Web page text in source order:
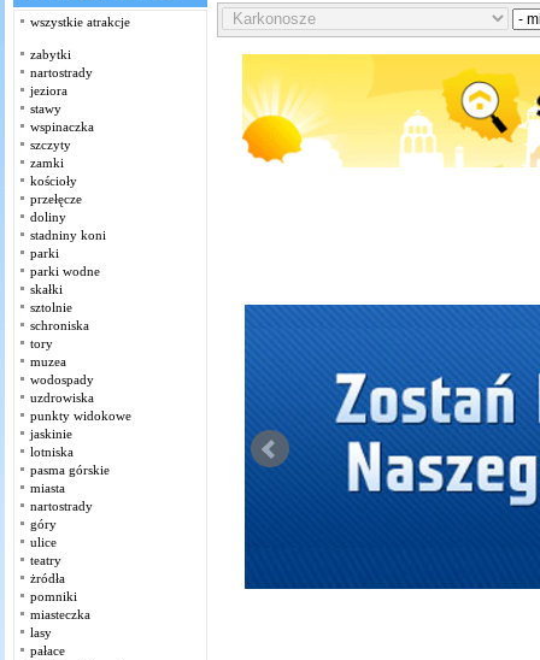
wszystkie atrakcje
zabytki
nartostrady
jeziora
stawy
wspinaczka
szczyty
zamki
kościoły
przełęcze
doliny
stadniny koni
parki
parki wodne
skałki
sztolnie
schroniska
tory
muzea
wodospady
uzdrowiska
punkty widokowe
jaskinie
lotniska
pasma górskie
miasta
nartostrady
góry
ulice
teatry
żródła
pomniki
miasteczka
lasy
pałace